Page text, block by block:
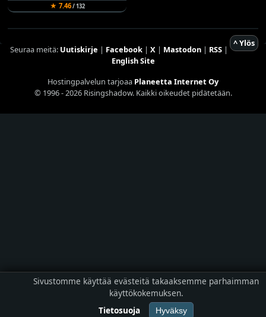
★ 7.46/ 132
^ Ylös
Seuraa meitä: Uutiskirje | Facebook| X| Mastodon| RSS|
English Site
Hostingpalvelun tarjoaa Planeetta Internet Oy
© 1996 - 2026 Risingshadow. Kaikki oikeudet pidätetään.
Sivustomme käyttää evästeitä takaaksemme parhaimman
käyttökokemuksen.
Tietosuoja
Hyväksy